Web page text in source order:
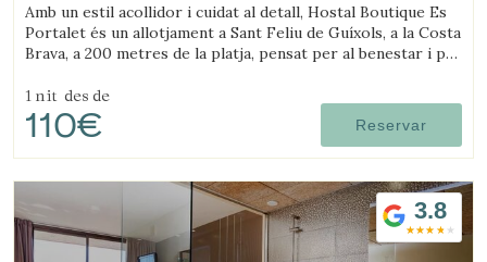
Amb un estil acollidor i cuidat al detall, Hostal Boutique Es
Portalet és un allotjament a Sant Feliu de Guíxols, a la Costa
Brava, a 200 metres de la platja, pensat per al benestar i pet
1 nit des de
110€ Reservar
3.8